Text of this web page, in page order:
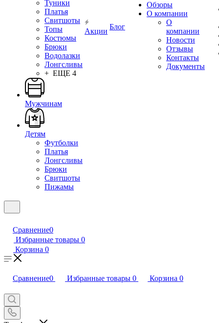
Туники
Платья
Свитшоты
Топы
Костюмы
Брюки
Водолазки
Лонгсливы
+ ЕЩЕ 4
Мужчинам
Детям
Футболки
Платья
Лонгсливы
Брюки
Свитшоты
Пижамы
Акции
Блог
Обзоры
О компании
О
компании
Новости
Отзывы
Контакты
Документы
Сравнение0
Избранные товары 0
Корзина 0
Сравнение0 Избранные товары 0 Корзина 0